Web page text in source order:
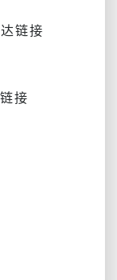
链接
接